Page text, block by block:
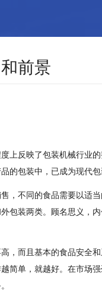
前景
上反映了包装机械行业
的包装中，已成为现代包
，不同的食品需要以适
包装两类。顾名思义，
，而且基本的食品安全
简单，就越好。在市场